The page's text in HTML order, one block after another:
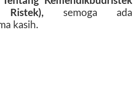
Ristek), semoga ada
kasih.